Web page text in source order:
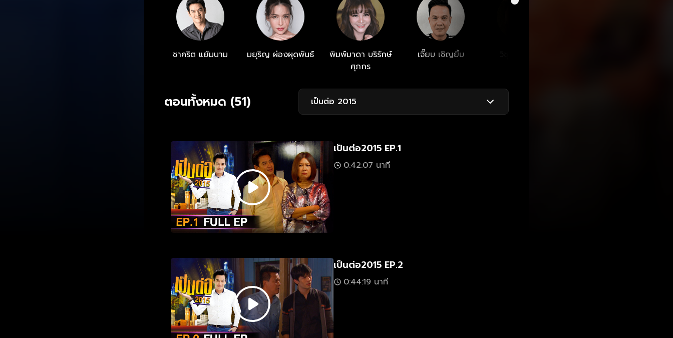
ชาคริต แย้มนาม มยุริญ ผ่องผุดพันธ์
พิมพ์มาดา บริรักษ์
ศุภกร
เจี๊ยบ เชิญยิ้ม
ตอนทั้งหมด (51) เป็นต่อ 2015
เป็นต่อ2015 EP.1
0:42:07 นาที
เป็นต่อ2015 EP.2
0:44:19 นาที